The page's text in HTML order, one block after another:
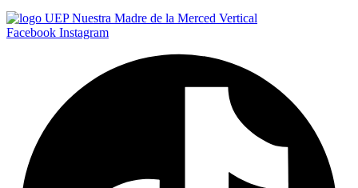
Facebook Instagram